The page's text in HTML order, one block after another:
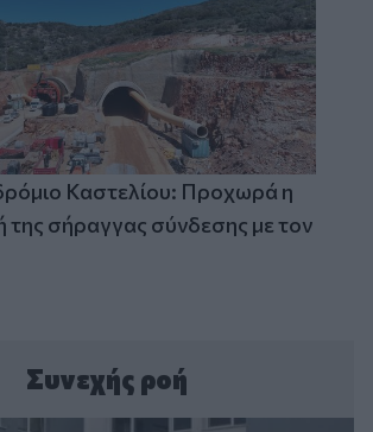
Καστελίου: Προχωρά η
της σήραγγας σύνδεσης με τον
Συνεχής ροή